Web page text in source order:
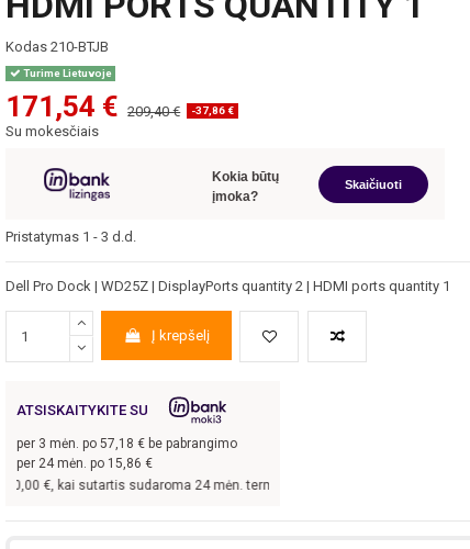
Kodas 210-BTJB
Turime Lietuvoje
171,54 € 209,40 € -37,86 €
Su mokesčiais
Kokia būtų
įmoka?
Skaičiuoti
Pristatymas 1 - 3 d.d.
Dell Pro Dock | WD25Z | DisplayPorts quantity 2 | HDMI ports quantity 1
Į krepšelį
ATSISKAITYKITE SU
per 3 mėn. po 57,18 € be pabrangimo
per 24 mėn. po 15,86 €
€, kai sutartis sudaroma 24 mėn. terminui, metinė palūkanų norma –